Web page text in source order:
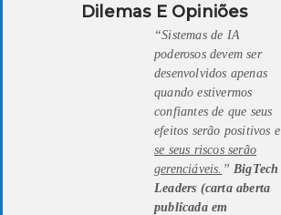
Dilemas E Opiniões
“Sistemas de IA
poderosos devem ser
desenvolvidos apenas
quando estivermos
confiantes de que seus
efeitos serão positivos e
se seus riscos serão
gerenciáveis. ” BigTech
Leaders (carta aberta
publicada em